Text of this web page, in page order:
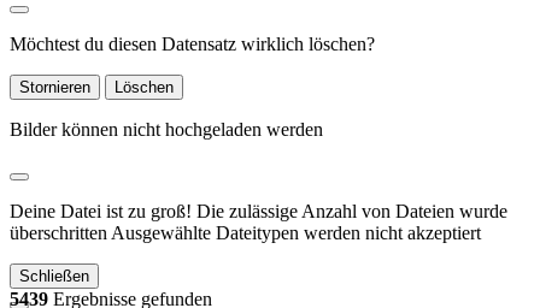
Möchtest du diesen Datensatz wirklich löschen?
Stornieren Löschen
Bilder können nicht hochgeladen werden
Deine Datei ist zu groß! Die zulässige Anzahl von Dateien wurde
überschritten Ausgewählte Dateitypen werden nicht akzeptiert
Schließen
5439 Ergebnisse gefunden